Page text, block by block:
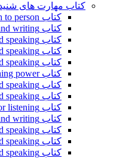
کتاب مهارت های
کتاب person to person
کتاب academic skills listening and writing
کتاب contemporary topics listening and speaking
کتاب communicate listening and speaking
کتاب inside listening and speaking
کتاب listening power
کتاب real listening and speaking
کتاب skills for second listening and speaking
کتاب tactics for listening
کتاب Northstar reading and writing
کتاب northstar listening and speaking
کتاب real listening and speaking
کتاب academic encounters and speaking